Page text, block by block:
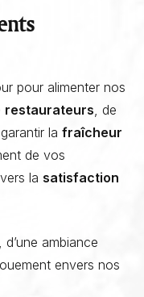
pour alimenter nos
restaurateurs, de
la fraîcheur
de vos
la satisfaction
ambiance
envers nos